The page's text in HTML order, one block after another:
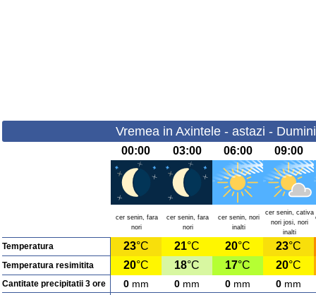
Vremea in Axintele - astazi -
00:00 03:00 06:00 09:00
cer senin, fara
nori
cer senin, fara
nori
cer senin, nori
inalti
cer senin, cativa
nori josi, nori
inalti
Temperatura 23°C 21°C 20°C 23°C
Temperatura resimitita 20°C 18°C 17°C 20°C
Cantitate precipitatii 3 ore 0 mm 0 mm 0 mm 0 mm